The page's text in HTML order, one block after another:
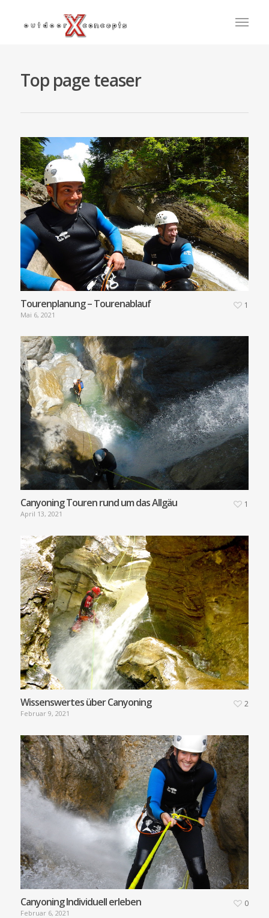
Top page teaser
Tourenplanung – Tourenablauf
Mai 6, 2021
1
Canyoning Touren rund um das Allgäu
April 13, 2021
1
Wissenswertes über Canyoning
Februar 9, 2021
2
Canyoning Individuell erleben
Februar 6, 2021
0